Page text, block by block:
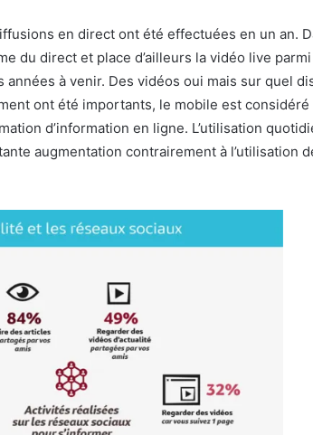
en direct ont été effectuées en un an.
du direct et place d’ailleurs la vidéo live
à venir. Des vidéos oui mais sur quel
ont été importants, le mobile est considéré
d’information en ligne. L’utilisation
augmentation contrairement à l’utilisation